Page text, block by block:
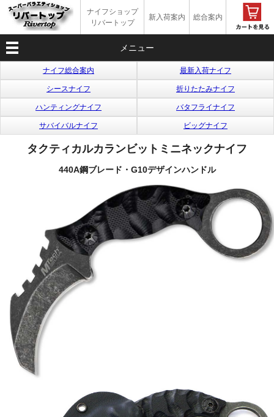
ナイフショップ
リバートップ
新入荷案内 総合案内
メニュー
ナイフ総合案内 最新入荷ナイフ
シースナイフ 折りたたみナイフ
ハンティングナイフ バタフライナイフ
サバイバルナイフ ビッグナイフ
タクティカルカランビットミニネックナイフ
440A鋼ブレード・G10デザインハンドル